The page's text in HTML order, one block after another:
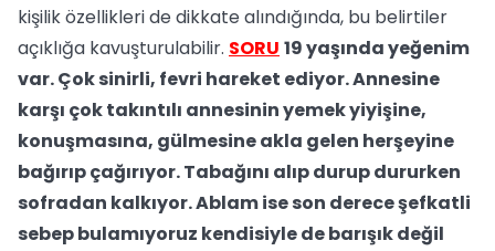
kişilik özellikleri de dikkate alındığında, bu belirtiler
açıklığa kavuşturulabilir. SORU 19 yaşında yeğenim
var. Çok sinirli, fevri hareket ediyor. Annesine
karşı çok takıntılı annesinin yemek yiyişine,
konuşmasına, gülmesine akla gelen herşeyine
bağırıp çağırıyor. Tabağını alıp durup dururken
sofradan kalkıyor. Ablam ise son derece şefkatli
sebep bulamıyoruz kendisiyle de barışık değil